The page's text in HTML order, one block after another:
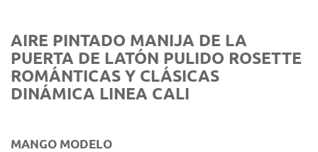
AIRE PINTADO MANIJA DE LA
PUERTA DE LATÓN PULIDO ROSETTE
ROMÁNTICAS Y CLÁSICAS
DINÁMICA LINEA CALI
MANGO MODELO